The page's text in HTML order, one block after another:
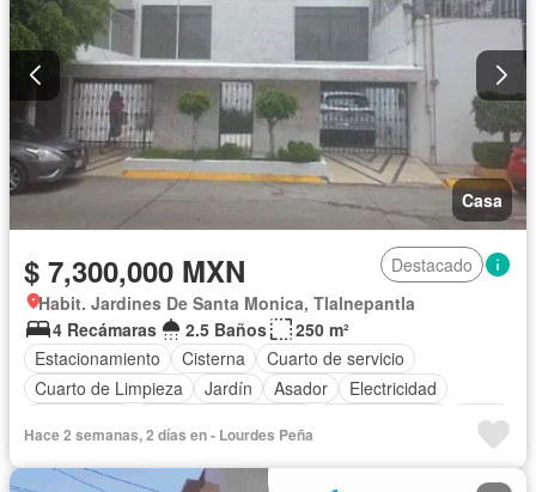
Casa
$ 7,300,000 MXN
Destacado
Habit. Jardines De Santa Monica, Tlalnepantla
4 Recámaras
2.5 Baños
250 m²
Estacionamiento
Cisterna
Cuarto de servicio
Cuarto de Limpieza
Jardín Asador
Electricidad
Agua
Sin amueblar
Hace 2 semanas, 2 días en - Lourdes Peña